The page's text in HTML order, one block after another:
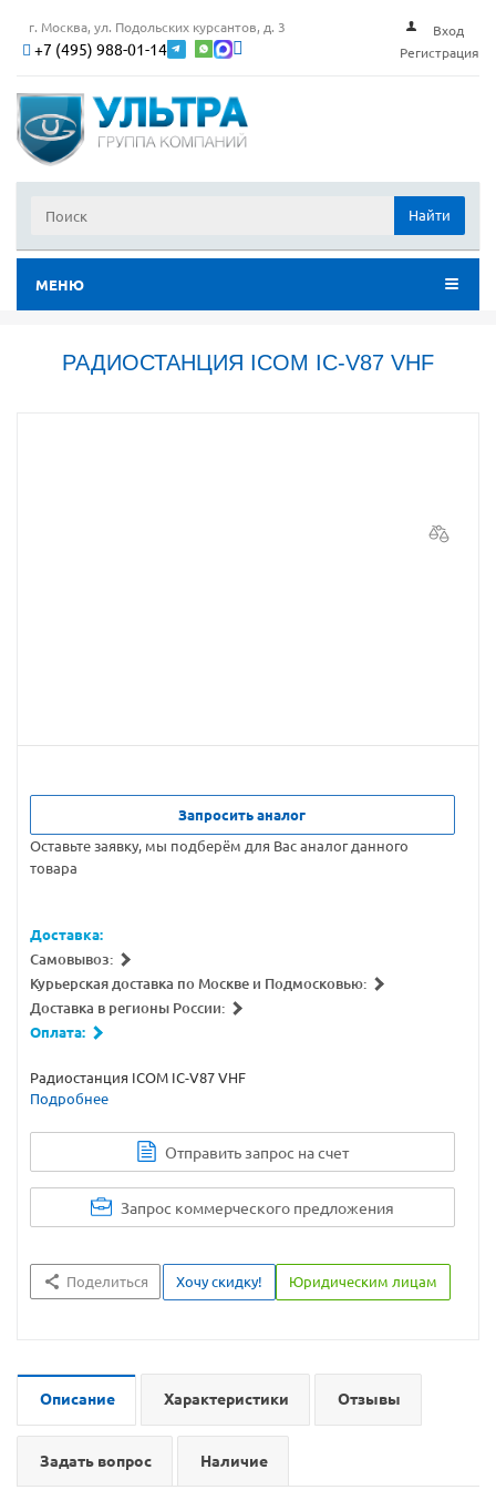
г. Москва, ул. Подольских курсантов, д. 3
+7 (495) 988-01-14
Вход
Регистрация
Найти
МЕНЮ
РАДИОСТАНЦИЯ ICOM IC-V87 VHF
Запросить аналог
Оставьте заявку, мы подберём для Вас аналог данного
товара
Доставка:
Самовывоз:
Курьерская доставка по Москве и Подмосковью:
Доставка в регионы России:
Оплата:
Радиостанция ICOM IC-V87 VHF
Подробнее
Отправить запрос на счет
Запрос коммерческого предложения
Поделиться Хочу скидку! Юридическим лицам
Описание Характеристики Отзывы
Задать вопрос Наличие